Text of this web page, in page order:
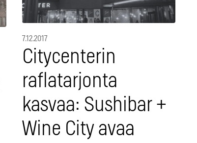
7.12.2017
Citycenterin
raflatarjonta
kasvaa: Sushibar +
Wine City avaa